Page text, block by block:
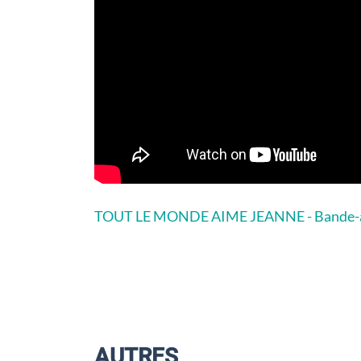
TOUT LE MONDE AIME JEANNE -